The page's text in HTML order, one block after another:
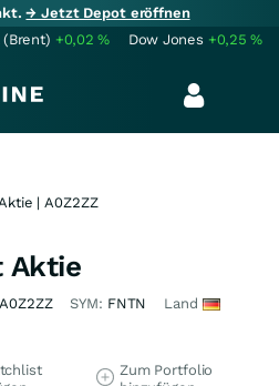
→ Jetzt Depot eröffnen
(Brent) +0,02% Dow Jones +0,25%
| A0Z2ZZ
Aktie
A0Z2ZZ SYM: FNTN Land
Zum Portfolio